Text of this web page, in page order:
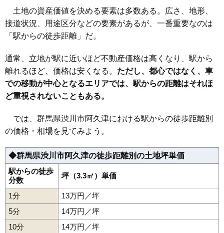
29 川島 2.3万円 615万円 -14.7%
30 赤城町樽 2.2万円 497万円 -11.2%
31 北橘町上箱田
32 上白井 2.0万円 299万円 -21.9%
33 小野子 2.0万円 344万円 -22.4%
34 赤城町棚下 1.7万円 169万円 -13.1%
35 赤城町持柏木 1.6万円
37 赤城町栄
39 赤城町見立 1.3万円 158万円
40 祖母島
41
42 赤城町溝呂木
43 北橘町上南室
土地の資産価値を決める要素は多数ある。広さ、地形、
接道状況、用途区分などの要素があるが、一番重要なのは
「駅からの徒歩距離」だ。
通常、立地が駅に近いほど不動産価格は高くなり、駅から
離れるほど、価格は安くなる。 ただし、都心ではなく、車
での移動が中心となるエリアでは、駅からの距離はそれほ
ど重視されないこともある。
では、群馬県渋川市阿久津における駅からの徒歩距離別
の価格・相場を見てみよう。
◆群馬県渋川市阿久津の徒歩距離別の土地坪単価
駅からの徒歩
分数
坪（3.3㎡）単価
1分
13万円／坪
5分
14万円／坪
10分
14万円／坪